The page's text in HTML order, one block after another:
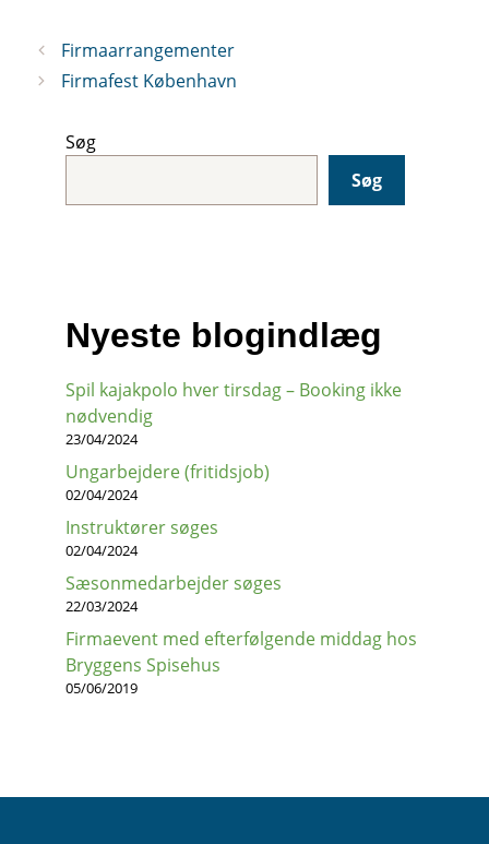
Firmaarrangementer
Firmafest København
Søg
Søg
Nyeste blogindlæg
Spil kajakpolo hver tirsdag – Booking ikke
nødvendig
23/04/2024
Ungarbejdere (fritidsjob)
02/04/2024
Instruktører søges
02/04/2024
Sæsonmedarbejder søges
22/03/2024
Firmaevent med efterfølgende middag hos
Bryggens Spisehus
05/06/2019